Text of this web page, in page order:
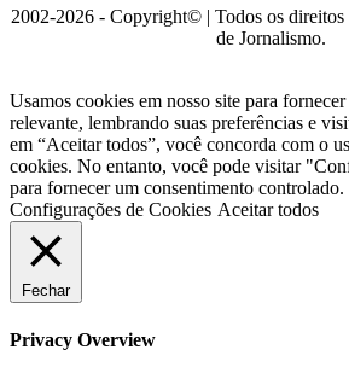
2002-2026 - Copyright© | Todos os direitos
de Jornalismo.
Usamos cookies em nosso site para
relevante, lembrando suas preferências e
em “Aceitar todos”, você concorda com o
cookies. No entanto, você pode visitar
para fornecer um consentimento controlado.
Configurações de Cookies Aceitar todos
Fechar
Privacy Overview